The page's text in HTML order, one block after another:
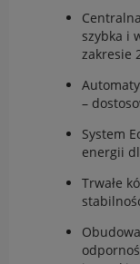
szybka i
zakresie
–
System
energii
Trwałe